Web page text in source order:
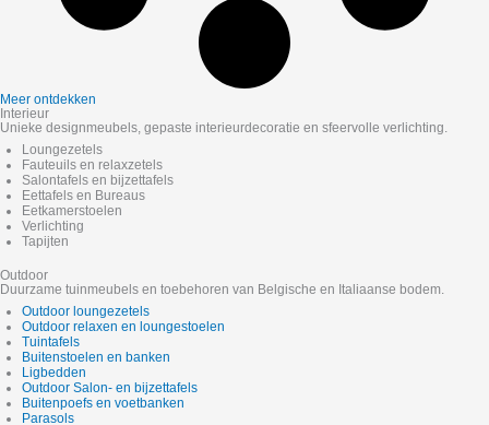
Meer ontdekken
Interieur
Unieke designmeubels, gepaste interieurdecoratie en sfeervolle verlichting.
Loungezetels
Fauteuils en relaxzetels
Salontafels en bijzettafels
Eettafels en Bureaus
Eetkamerstoelen
Verlichting
Tapijten
Outdoor
Duurzame tuinmeubels en toebehoren van Belgische en Italiaanse bodem.
Outdoor loungezetels
Outdoor relaxen en loungestoelen
Tuintafels
Buitenstoelen en banken
Ligbedden
Outdoor Salon- en bijzettafels
Buitenpoefs en voetbanken
Parasols